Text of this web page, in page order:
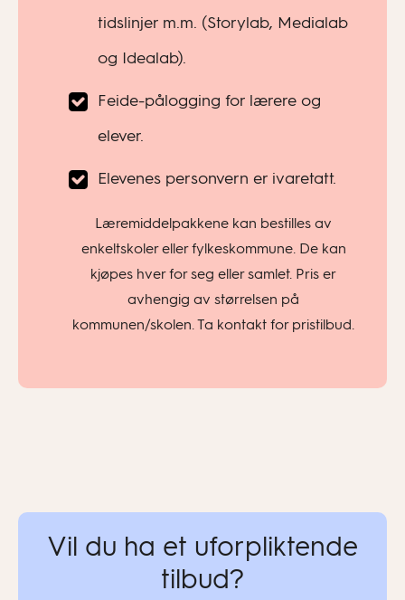
tidslinjer m.m. (Storylab, Medialab
og Idealab).
Feide-pålogging for lærere og
elever.
Elevenes personvern er ivaretatt.
Læremiddelpakkene kan bestilles av
enkeltskoler eller fylkeskommune. De kan
kjøpes hver for seg eller samlet. Pris er
avhengig av størrelsen på
kommunen/skolen. Ta kontakt for pristilbud.
Vil du ha et uforpliktende
tilbud?